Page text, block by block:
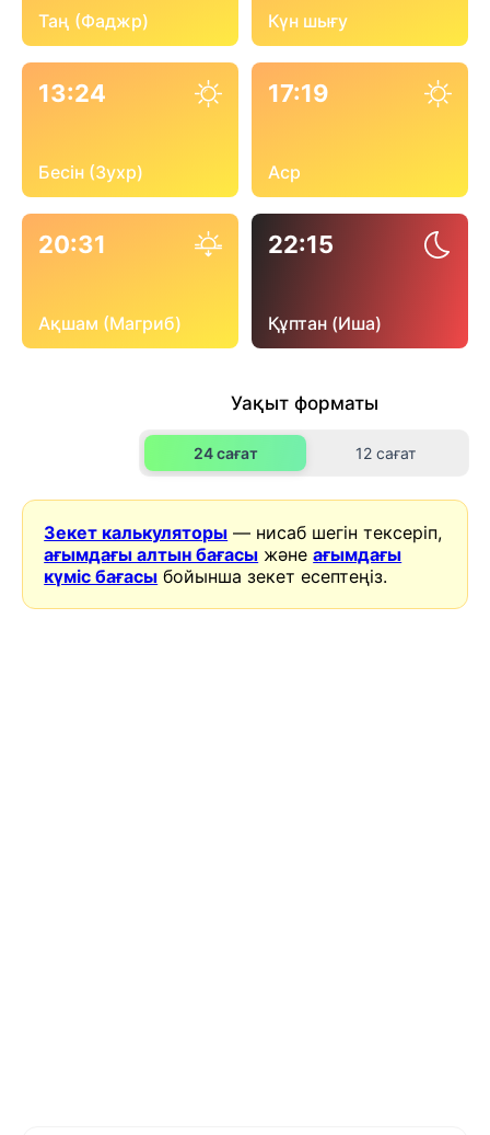
Таң (Фаджр) Күн шығу
13:24
Бесін (Зухр)
17:19
Аср
20:31
Ақшам (Магриб)
22:15
Құптан (Иша)
Уақыт форматы
24 сағат 12 сағат
Зекет калькуляторы — нисаб шегін тексеріп,
ағымдағы алтын бағасы жәнеағымдағы
күміс бағасы бойынша зекет есептеңіз.